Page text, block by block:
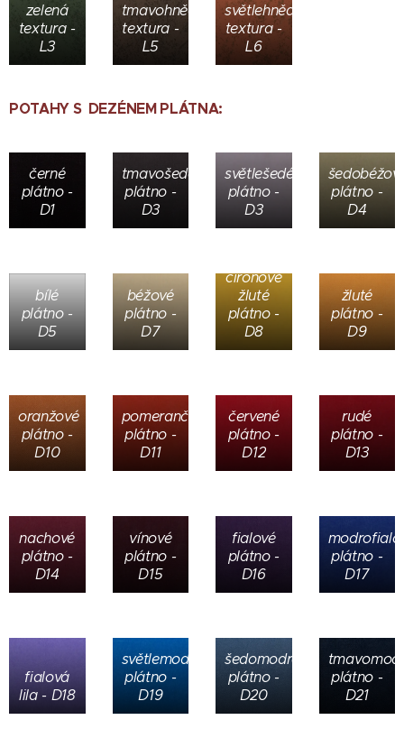
zelená
textura -
L3
tmavohnědá
textura -
L5
světlehnědá
textura -
L6
POTAHY S DEZÉNEM PLÁTNA:
černé
plátno -
D1
tmavošedé
plátno -
D3
světlešedé
plátno -
D3
plátno -
D4
bílé
plátno -
D5
béžové
plátno -
D7
cirónově
žluté
plátno -
D8
žluté
plátno -
D9
oranžové
plátno -
D10
pomerančové
plátno -
D11
červené
plátno -
D12
rudé
plátno -
D13
nachové
plátno -
D14
vínové
plátno -
D15
fialové
plátno -
D16
plátno -
D17
fialová
lila - D18
světlemodré
plátno -
D19
šedomodré
plátno -
D20
plátno -
D21